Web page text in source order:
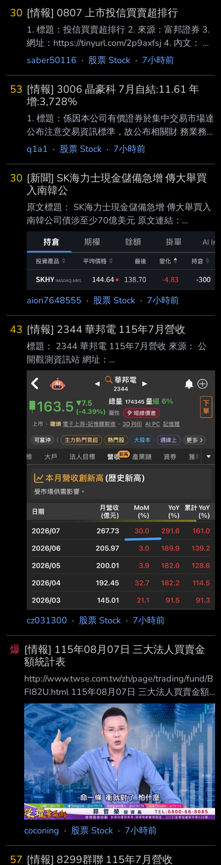
一全球創新 16,442 5 2887 台新新光金 14,196
6 1402 遠東新 14,004 7 2409 友達 13,144 8
2002 中鋼 12,050 9 8112 至上 8,478 10
00990A 主動元大AI新經濟
30 [情報] 0807 上市投信買賣超排行
1. 標題：投信買賣超排行 2. 來源：富邦證券 3.
網址：https://tinyurl.com/2p9axfsj 4. 內文： 買
超 1 2610華航 6,997 2 2880華南金 6,911 3
鋼 4,865 5 2883凱基金 3,985 6 2886兆豐金
2,849 7 1303南亞 1,758 8 2892第一金 1,291
9 6239力成 1,253 10 2603長榮 1,183 11
2884玉山金 1,166 12 3
saber50116 · 股票 Stock · 7小時前
53 [情報] 3006 晶豪科 7月自結:11.61 年
增:3,728%
1. 標題：係因本公司有價證券於集中交易市場達
公布注意交易資訊標準，故公布相關財 務業務
等重大訊息，以利投資人區別瞭解。 2. 來源：
https://mops.twse.com.tw/mops/#/web/home 4.
內文： 1.事實發生日:115/08/07 2.發生緣由:本
公司接獲證券交易所通知，本公司有價證券交易
異常情事，爰奉證券 交易所指示公布下列訊
息，以供投資人參酌。 3.財務業務資訊: 期
間 (月) (季) (最近四季累計) ＝＝
＝＝ ＝＝＝＝＝＝＝
q1a1 · 股票 Stock · 7小時前
30 [新聞] SK海力士現金儲備急增 傳大舉買
入南韓公
原文標題： SK海力士現金儲備急增 傳大舉買入
南韓公司債涉至少70億美元 原文連結：
https://reurl.cc/xe1LE5 發布時間： 2026年8月7
日 週五 上午10:35 [GMT+8] 記者署名： Yahoo
財經 原文內容： SK海力士(SKHY.US)截至第二
季末現金及現金等價物按季大增近62%，達到
88萬億韓圜。《 彭博》引述消息人士報道，SK
海力士正在擴大對當地公司債券的投資。多名信
貸分析師及 市場參與者估計，SK海力士今年已
購入10萬億韓圜至40萬億韓圜(約70億美元至
280億美
aion7648555 · 股票 Stock · 7小時前
43 [情報] 2344 華邦電 115年7月營收
標題： 2344 華邦電 115年7月營收 來源： 公
開觀測資訊站 網址：
https://mopsov.twse.com.tw/mops/web/t51sb1
0?Stp=R1&TK= 民國115年07月 單位：新台幣
仟元 項目 營業收入淨額 本月： 26,773,179 去
年同期： 6,837,785 增減金額： 19,935,394 增
減百分比： 291.55 本年累計： 124,869,508
去年累計： 47,848,359 增減金額：
77,021,149 增減百分比： 160.97 備註/營收
cz031300 · 股票 Stock · 7小時前
爆 [情報] 115年08月07日 三大法人買賣金
額統計表
http://www.twse.com.tw/zh/page/trading/fund/B
FI82U.html 115年08月07日 三大法人買賣金額
統計表 單位名稱 買進金額(億元) 賣出金額(億元)
買賣差額(億元) 自營商(自行買賣) 94.33 87.16
+7.17 自營商(避險) 248.47 265.32 投 信
142.97 168.57 外資及陸資 3043.07 3450.23
外資自營商 0 0 0
===================================
=======
coconing · 股票 Stock · 7小時前
57 [情報] 8299群聯 115年7月營收